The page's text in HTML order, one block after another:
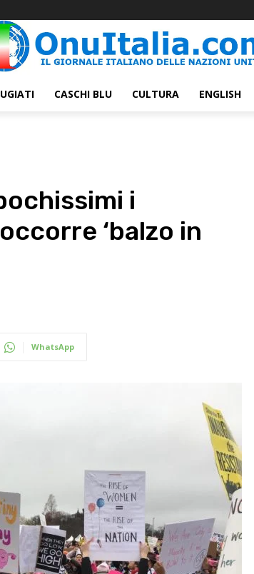
CASCHI BLU CULTURA ENGLISH
i
‘balzo in
WhatsApp